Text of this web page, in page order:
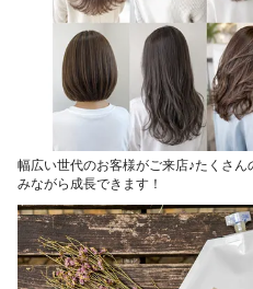
幅広い世代のお客様がご来店♪たくさ
みながら成長できます！